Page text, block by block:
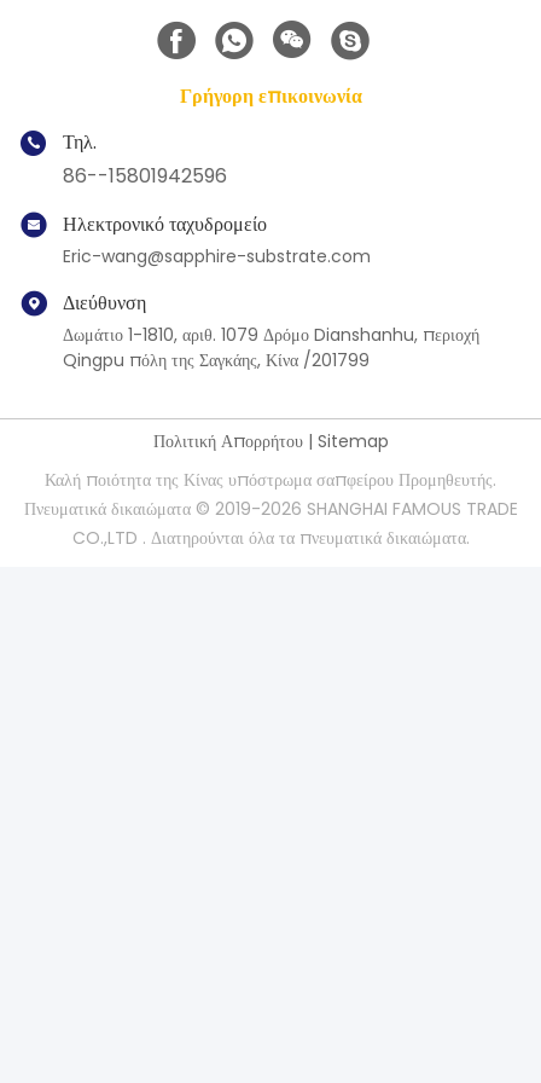
Γρήγορη επικοινωνία
Τηλ.
86--15801942596
Ηλεκτρονικό ταχυδρομείο
Eric-wang@sapphire-substrate.com
Διεύθυνση
Δωμάτιο 1-1810, αριθ. 1079 Δρόμο Dianshanhu, περιοχή
Qingpu πόλη της Σαγκάης, Κίνα /201799
Πολιτική Απορρήτου| Sitemap
Καλή ποιότητα της Κίνας υπόστρωμα σαπφείρου Προμηθευτής.
Πνευματικά δικαιώματα © 2019-2026 SHANGHAI FAMOUS TRADE
CO.,LTD . Διατηρούνται όλα τα πνευματικά δικαιώματα.